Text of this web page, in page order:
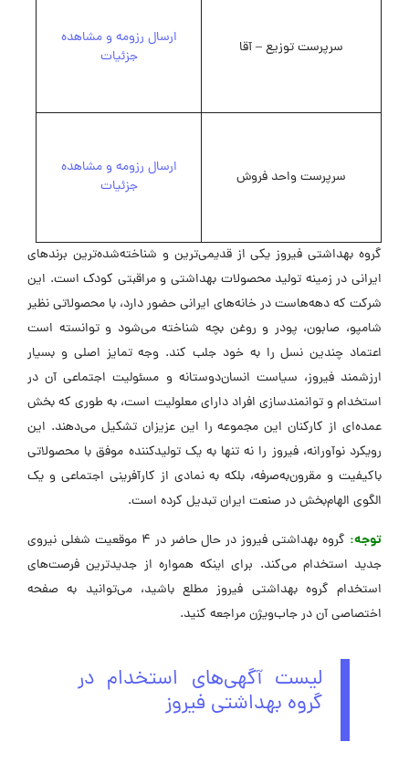
سرپرست توزیع – آقا
ارسال رزومه و مشاهده
جزئیات
سرپرست واحد فروش
ارسال رزومه و مشاهده
جزئیات
گروه بهداشتی فیروز یکی از قدیمی‌ترین و شناخته‌شده‌ترین برندهای
ایرانی در زمینه تولید محصولات بهداشتی و مراقبتی کودک است. این
شرکت که دهه‌هاست در خانه‌های ایرانی حضور دارد، با محصولاتی نظیر
شامپو، صابون، پودر و روغن بچه شناخته می‌شود و توانسته است
اعتماد چندین نسل را به خود جلب کند. وجه تمایز اصلی و بسیار
ارزشمند فیروز، سیاست انسان‌دوستانه و مسئولیت اجتماعی آن در
استخدام و توانمندسازی افراد دارای معلولیت است، به طوری که بخش
عمده‌ای از کارکنان این مجموعه را این عزیزان تشکیل می‌دهند. این
رویکرد نوآورانه، فیروز را نه تنها به یک تولیدکننده موفق با محصولاتی
باکیفیت و مقرون‌به‌صرفه، بلکه به نمادی از کارآفرینی اجتماعی و یک
الگوی الهام‌بخش در صنعت ایران تبدیل کرده است.
توجه:
گروه بهداشتی فیروز در حال حاضر در 4 موقعیت شغلی نیروی
جدید استخدام می‌کند. برای اینکه همواره از جدیدترین فرصت‌های
استخدام گروه بهداشتی فیروز مطلع باشید، می‌توانید به صفحه
اختصاصی آن در جاب‌ویژن مراجعه کنید.
لیست آگهی‌های استخدام در
گروه بهداشتی فیروز